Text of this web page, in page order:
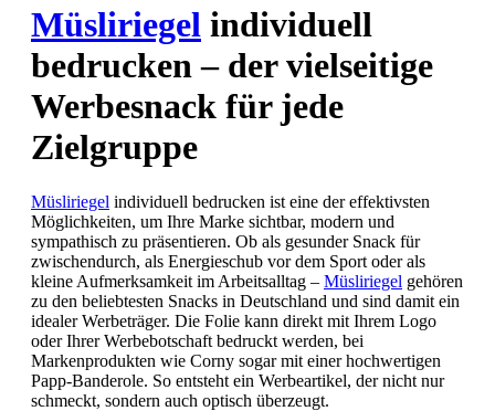
Müsliriegel individuell
bedrucken – der vielseitige
Werbesnack für jede
Zielgruppe
Müsliriegel individuell bedrucken ist eine der effektivsten
Möglichkeiten, um Ihre Marke sichtbar, modern und
sympathisch zu präsentieren. Ob als gesunder Snack für
zwischendurch, als Energieschub vor dem Sport oder als
kleine Aufmerksamkeit im Arbeitsalltag – Müsliriegel gehören
zu den beliebtesten Snacks in Deutschland und sind damit ein
idealer Werbeträger. Die Folie kann direkt mit Ihrem Logo
oder Ihrer Werbebotschaft bedruckt werden, bei
Markenprodukten wie Corny sogar mit einer hochwertigen
Papp‑Banderole. So entsteht ein Werbeartikel, der nicht nur
schmeckt, sondern auch optisch überzeugt.